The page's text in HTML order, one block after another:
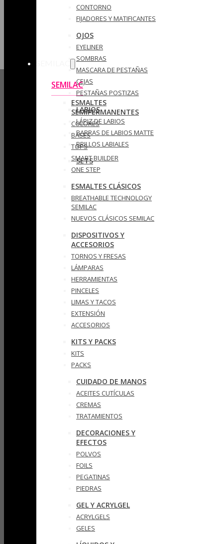
CONTORNO
FIJADORES Y MATIFICANTES
OJOS
EYELINER
SOMBRAS
MASCARA DE PESTAÑAS
CEJAS
PESTAÑAS POSTIZAS
LABIOS
LÁPIZ DE LABIOS
BARRAS DE LABIOS MATTE
BRILLOS LABIALES
SETS
SEMILAC
ESMALTES
SEMIPERMANENTES
COLORES
BASES
TOPS
SMART BUILDER
ONE STEP
ESMALTES CLÁSICOS
BREATHABLE TECHNOLOGY
SEMILAC
NUEVOS CLÁSICOS SEMILAC
DISPOSITIVOS Y
ACCESORIOS
TORNOS Y FRESAS
LÁMPARAS
HERRAMIENTAS
PINCELES
LIMAS Y TACOS
EXTENSIÓN
ACCESORIOS
KITS Y PACKS
KITS
PACKS
CUIDADO DE MANOS
ACEITES CUTÍCULAS
CREMAS
TRATAMIENTOS
DECORACIONES Y
EFECTOS
POLVOS
FOILS
PEGATINAS
PIEDRAS
GEL Y ACRYLGEL
ACRYLGELS
GELES